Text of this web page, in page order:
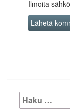
Ilmoita
Etsi: